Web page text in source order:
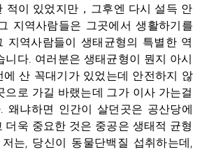
적이 있었지만，그후엔 다시 설득 안
지역사람들은 그곳에서 생활하기를
지역사람들이 생태균형의 특별한 역
다. 여러분은 생태균형이 뭔지 아시
에 산 꼭대기가 있었는데 안전하지 않
으로 가길 바랬는데 그가 이사 가는걸
왜냐하면 인간이 살던곳은 공산당에
더욱 중요한 것은 중공은 생태적 균형
는, 당신이 동물단백질 섭취하는데,